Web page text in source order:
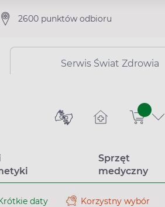
2600 punktów odbioru
Serwis Świat Zdrowia
sztuk
Sprzęt
medyczny
daty Korzystny wybór